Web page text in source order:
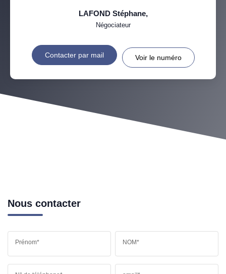
LAFOND Stéphane,
Négociateur
Contacter par mail Voir le numéro
Nous contacter
Prénom* NOM*